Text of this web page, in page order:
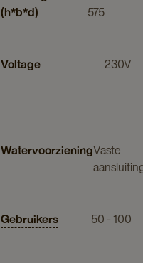
(h*b*d)
575
Voltage 230V
WatervoorzieningVaste
Gebruikers 50 - 100